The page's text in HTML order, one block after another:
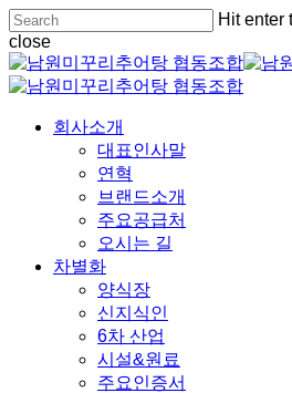
Skip
to
main
content
Hit enter
close
Close
Search
Menu
회사소개
대표인사말
연혁
브랜드소개
주요공급처
오시는 길
차별화
양식장
신지식인
6차 산업
시설&원료
주요인증서